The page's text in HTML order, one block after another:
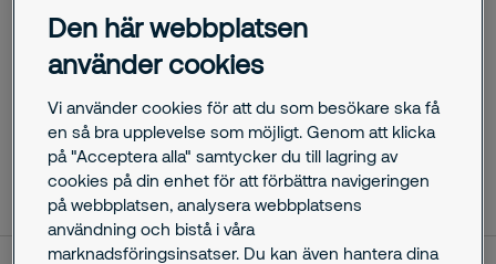
ansvara över fastighetsjour för akuta ärenden
utanför kontorstid och trygghetsjour för
hyresgästernas trygghet och boendemiljö.
oktober 29, 2025
Den här webbplatsen
använder cookies
Vi använder cookies för att du som besökare ska få
en så bra upplevelse som möjligt. Genom att klicka
på "Acceptera alla" samtycker du till lagring av
cookies på din enhet för att förbättra navigeringen
på webbplatsen, analysera webbplatsens
användning och bistå i våra
marknadsföringsinsatser. Du kan även hantera dina